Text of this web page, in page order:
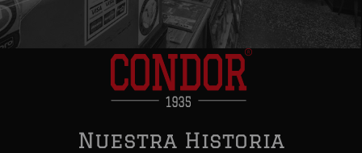
Nuestra Historia